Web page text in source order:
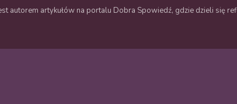
autorem artykułów na portalu Dobra Spowiedź, gdzie dzieli się